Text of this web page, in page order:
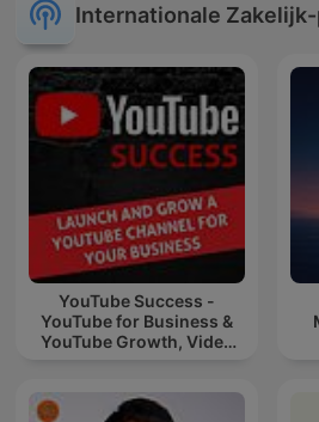
Internationale
YouTube Success -
YouTube for Business &
YouTube Growth, Video